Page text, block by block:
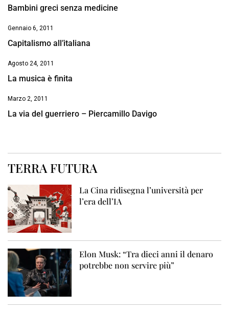
Bambini greci senza medicine
Gennaio 6, 2011
Capitalismo all’italiana
Agosto 24, 2011
La musica è finita
Marzo 2, 2011
La via del guerriero – Piercamillo Davigo
TERRA FUTURA
La Cina ridisegna l’università per
l’era dell’IA
Elon Musk: “Tra dieci anni il denaro
potrebbe non servire più”